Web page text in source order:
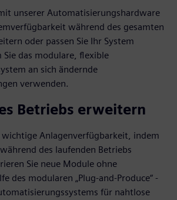
unserer Automatisierungshardware
während des gesamten
oder passen Sie Ihr System
Sie das modulare, flexible
an sich ändernde
verwenden.
Betriebs erweitern
wichtige Anlagenverfügbarkeit, indem
des laufenden Betriebs
Sie neue Module ohne
des modularen „Plug-and-Produce“ -
für nahtlose